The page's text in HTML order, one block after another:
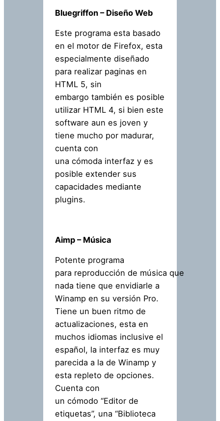
Bluegriffon – Diseño Web
Este programa esta basado
en el motor de Firefox, esta
especialmente diseñado
para realizar paginas en
HTML 5, sin
embargo también es posible
utilizar HTML 4, si bien este
software aun es joven y
tiene mucho por madurar,
cuenta con
una cómoda interfaz y es
posible extender sus
capacidades mediante
plugins.
Aimp – Música
Potente programa
para reproducción de música que
nada tiene que envidiarle a
Winamp en su versión Pro.
Tiene un buen ritmo de
actualizaciones, esta en
muchos idiomas inclusive el
español, la interfaz es muy
parecida a la de Winamp y
esta repleto de opciones.
Cuenta con
un cómodo “Editor de
etiquetas”, una “Biblioteca